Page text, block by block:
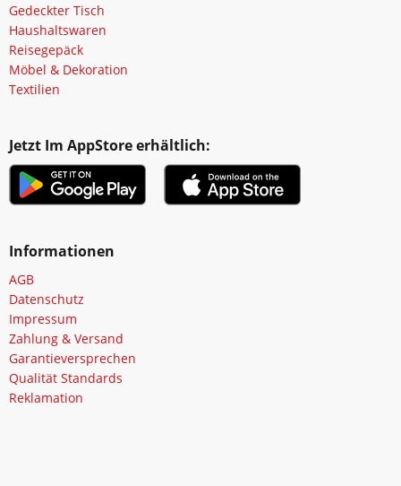
Gedeckter Tisch
Haushaltswaren
Reisegepäck
Möbel & Dekoration
Textilien
Jetzt Im AppStore erhältlich:
Informationen
AGB
Datenschutz
Impressum
Zahlung & Versand
Garantieversprechen
Qualität Standards
Reklamation